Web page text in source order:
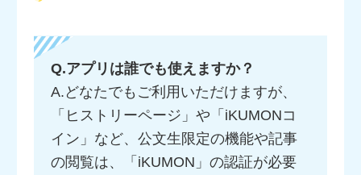
Q.アプリは誰でも使えますか？
A.どなたでもご利用いただけますが、
「ヒストリーページ」や「iKUMONコ
イン」など、公文生限定の機能や記事
の閲覧は、「iKUMON」の認証が必要